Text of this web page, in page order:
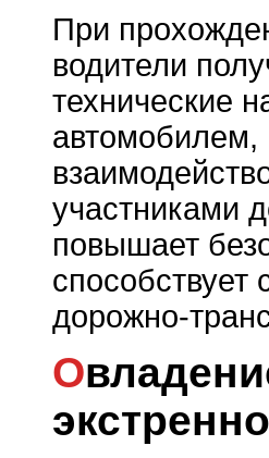
При
водители
технические
автомобилем,
участниками
повышает
способствует
дорожно-
Овладение техникой